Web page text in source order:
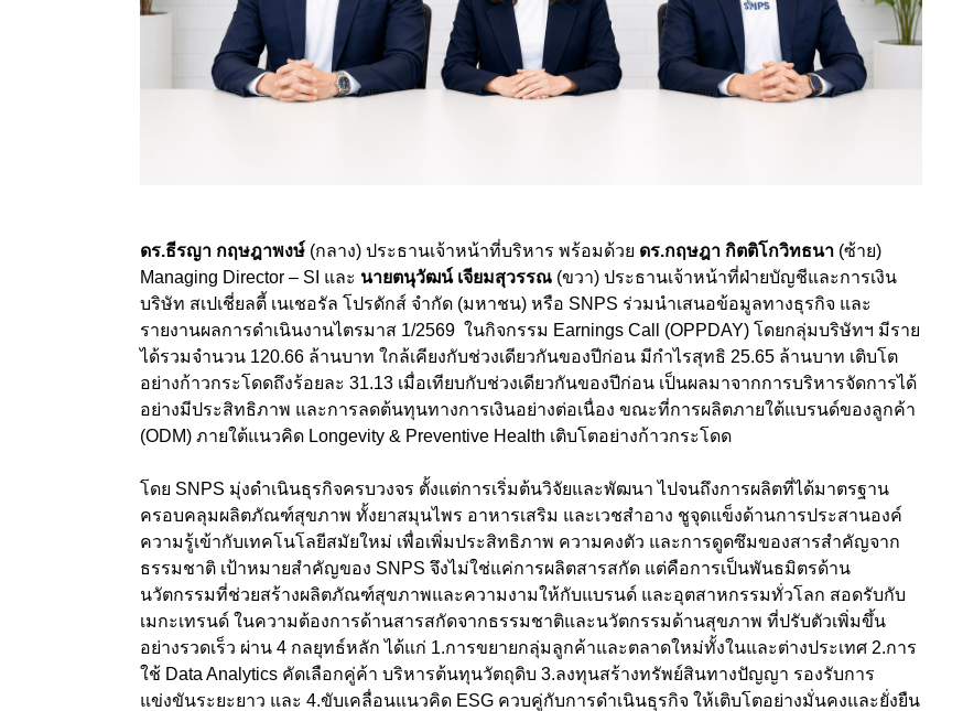
ดร.ธีรญา กฤษฎาพงษ์ (กลาง) ประธานเจ้าหน้าที่บริหาร พร้อมด้วย ดร.กฤษฎา กิตติโกวิทธนา (ซ้าย)
Managing Director – SI และ นายตนุวัฒน์ เจียมสุวรรณ (ขวา) ประธานเจ้าหน้าที่ฝ่ายบัญชีและการเงิน
บริษัท สเปเชี่ยลตี้ เนเชอรัล โปรดักส์ จำกัด (มหาชน) หรือ SNPS ร่วมนำเสนอข้อมูลทางธุรกิจ และ
รายงานผลการดำเนินงานไตรมาส 1/2569 ในกิจกรรม Earnings Call (OPPDAY) โดยกลุ่มบริษัทฯ มีราย
ได้รวมจำนวน 120.66 ล้านบาท ใกล้เคียงกับช่วงเดียวกันของปีก่อน มีกำไรสุทธิ 25.65 ล้านบาท เติบโต
อย่างก้าวกระโดดถึงร้อยละ 31.13 เมื่อเทียบกับช่วงเดียวกันของปีก่อน เป็นผลมาจากการบริหารจัดการได้
อย่างมีประสิทธิภาพ และการลดต้นทุนทางการเงินอย่างต่อเนื่อง ขณะที่การผลิตภายใต้แบรนด์ของลูกค้า
(ODM) ภายใต้แนวคิด Longevity & Preventive Health เติบโตอย่างก้าวกระโดด
โดย SNPS มุ่งดำเนินธุรกิจครบวงจร ตั้งแต่การเริ่มต้นวิจัยและพัฒนา ไปจนถึงการผลิตที่ได้มาตรฐาน
ครอบคลุมผลิตภัณฑ์สุขภาพ ทั้งยาสมุนไพร อาหารเสริม และเวชสำอาง ชูจุดแข็งด้านการประสานองค์
ความรู้เข้ากับเทคโนโลยีสมัยใหม่ เพื่อเพิ่มประสิทธิภาพ ความคงตัว และการดูดซึมของสารสำคัญจาก
ธรรมชาติ เป้าหมายสำคัญของ SNPS จึงไม่ใช่แค่การผลิตสารสกัด แต่คือการเป็นพันธมิตรด้าน
นวัตกรรมที่ช่วยสร้างผลิตภัณฑ์สุขภาพและความงามให้กับแบรนด์ และอุตสาหกรรมทั่วโลก สอดรับกับ
เมกะเทรนด์ ในความต้องการด้านสารสกัดจากธรรมชาติและนวัตกรรมด้านสุขภาพ ที่ปรับตัวเพิ่มขึ้น
อย่างรวดเร็ว ผ่าน 4 กลยุทธ์หลัก ได้แก่ 1.การขยายกลุ่มลูกค้าและตลาดใหม่ทั้งในและต่างประเทศ 2.การ
ใช้ Data Analytics คัดเลือกคู่ค้า บริหารต้นทุนวัตถุดิบ 3.ลงทุนสร้างทรัพย์สินทางปัญญา รองรับการ
แข่งขันระยะยาว และ 4.ขับเคลื่อนแนวคิด ESG ควบคู่กับการดำเนินธุรกิจ ให้เติบโตอย่างมั่นคงและยั่งยืน